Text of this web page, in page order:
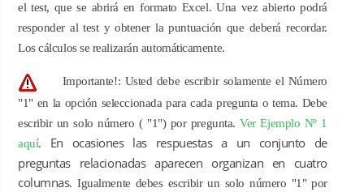
el test, que se abrirá en formato Excel. Una vez abierto podrá
responder al test y obtener la puntuación que deberá recordar.
Los cálculos se realizarán automáticamente.
Importante!: Usted debe escribir solamente el Número
"1" en la opción seleccionada para cada pregunta o tema. Debe
escribir un solo número ( "1") por pregunta.Ver Ejemplo Nº 1
aquí. En ocasiones las respuestas a un conjunto de
preguntas relacionadas aparecen organizan en cuatro
columnas.Igualmente debes escribir un solo número "1" por